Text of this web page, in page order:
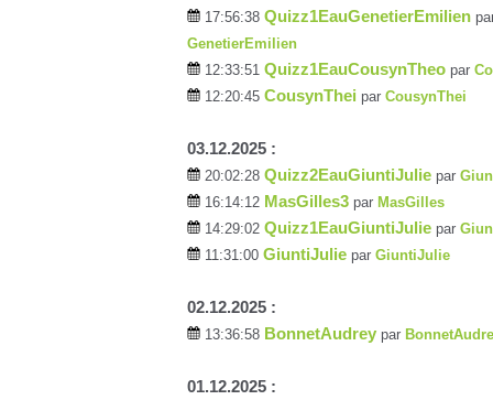
17:56:38 Quizz1EauGenetierEmilien
GenetierEmilien
12:33:51 Quizz1EauCousynTheo par
12:20:45 CousynThei par CousynThei
03.12.2025 :
20:02:28 Quizz2EauGiuntiJulie par
16:14:12 MasGilles3 par MasGilles
14:29:02 Quizz1EauGiuntiJulie par
11:31:00 GiuntiJulie par GiuntiJulie
02.12.2025 :
13:36:58 BonnetAudrey par
01.12.2025 :